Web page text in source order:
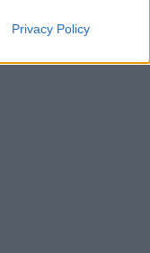
Privacy Policy